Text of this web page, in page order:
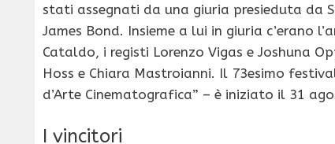
stati assegnati da una giuria presieduta da
James Bond. Insieme a lui in giuria c’erano
Cataldo, i registi Lorenzo Vigas e Joshuna
Hoss e Chiara Mastroianni. Il 73esimo
d’Arte Cinematografica” – è iniziato il 31
I vincitori